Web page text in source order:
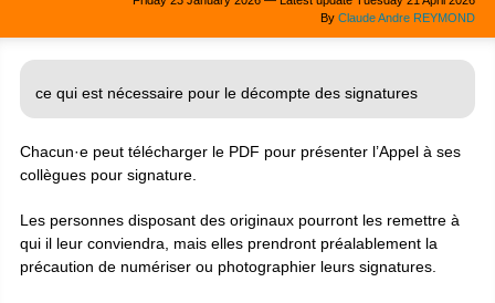
By Claude Andre REYMOND
ce qui est nécessaire pour le décompte des signatures
Chacun·e peut télécharger le PDF pour présenter l’Appel à ses
collègues pour signature.
Les personnes disposant des originaux pourront les remettre à
qui il leur conviendra, mais elles prendront préalablement la
précaution de numériser ou photographier leurs signatures.